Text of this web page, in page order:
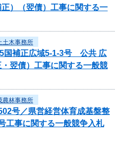
）（翌債）工事に関する一
土木事務所
国補正広域5-1-3号 公共 広
翌債）工事に関する一般競
農林事務所
号／県営経営体育成基盤整
工事に関する一般競争入札